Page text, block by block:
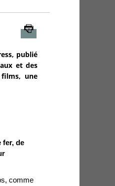
publié
et des
une
fer, de
comme